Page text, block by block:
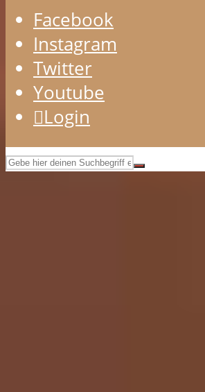
Facebook
Instagram
Twitter
Youtube
Login